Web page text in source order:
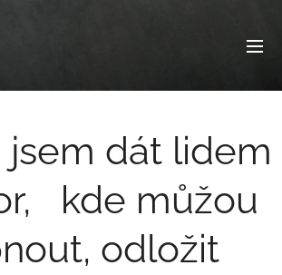
jsem dát lidem
kde můžou
odložit